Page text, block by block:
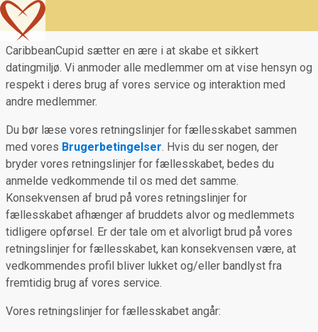
CaribbeanCupid sætter en ære i at skabe et sikkert
datingmiljø. Vi anmoder alle medlemmer om at vise hensyn og
respekt i deres brug af vores service og interaktion med
andre medlemmer.
Du bør læse vores retningslinjer for fællesskabet sammen
med vores Brugerbetingelser. Hvis du ser nogen, der
bryder vores retningslinjer for fællesskabet, bedes du
anmelde vedkommende til os med det samme.
Konsekvensen af brud på vores retningslinjer for
fællesskabet afhænger af bruddets alvor og medlemmets
tidligere opførsel. Er der tale om et alvorligt brud på vores
retningslinjer for fællesskabet, kan konsekvensen være, at
vedkommendes profil bliver lukket og/eller bandlyst fra
fremtidig brug af vores service.
Vores retningslinjer for fællesskabet angår: